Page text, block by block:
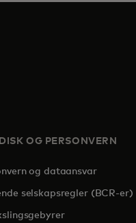
OG PERSONVERN
og dataansvar
selskapsregler (BCR-er)